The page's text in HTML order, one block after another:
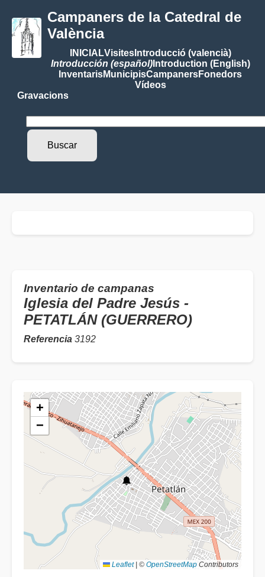
Campaners de la Catedral de
València
INICIALVisitesIntroducció (valencià)
Introducción (español)Introduction (English)
InventarisMunicipisCampanersFonedors
Vídeos
Gravacions
Inventario de campanas
Iglesia del Padre Jesús -
PETATLÁN (GUERRERO)
Referencia 3192
+
−
Leaflet © OpenStreetMap Contributors